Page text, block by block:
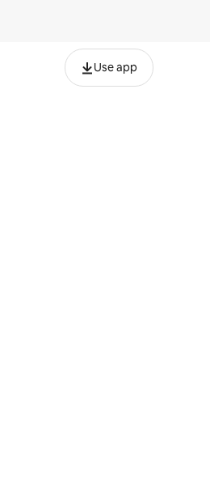
Use app